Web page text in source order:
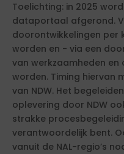
Toelichting: in 2025
dataportaal afgerond.
doorontwikkelingen per
worden en - via een
van werkzaamheden
worden. Timing hiervan
van NDW. Het
oplevering door NDW
strakke
verantwoordelijk bent.
vanuit de NAL-regio’s